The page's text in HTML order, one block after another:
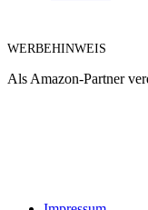
WERBEHINWEIS
Als Amazon-Partner